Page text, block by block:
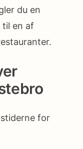
du en
til en af
for